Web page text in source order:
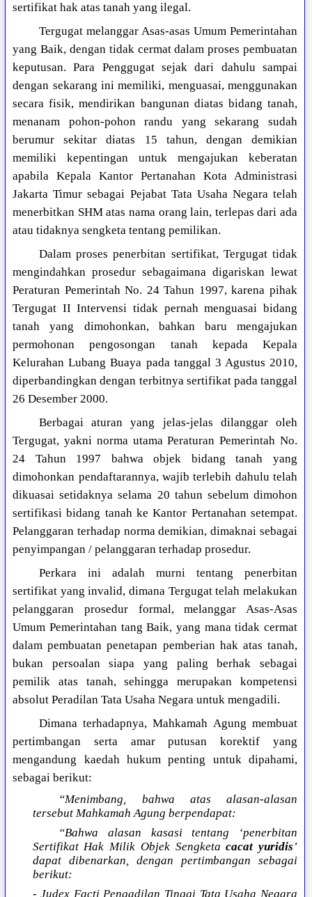
sertifikat hak atas tanah yang ilegal.
Tergugat melanggar Asas-asas Umum Pemerintahan
yang Baik, dengan tidak cermat dalam proses pembuatan
keputusan. Para Penggugat sejak dari dahulu sampai
dengan sekarang ini memiliki, menguasai, menggunakan
secara fisik, mendirikan bangunan diatas bidang tanah,
menanam pohon-pohon randu yang sekarang sudah
berumur sekitar diatas 15 tahun, dengan demikian
memiliki kepentingan untuk mengajukan keberatan
apabila Kepala Kantor Pertanahan Kota Administrasi
Jakarta Timur sebagai Pejabat Tata Usaha Negara telah
menerbitkan SHM atas nama orang lain, terlepas dari ada
atau tidaknya sengketa tentang pemilikan.
Dalam proses penerbitan sertifikat, Tergugat tidak
mengindahkan prosedur sebagaimana digariskan lewat
Peraturan Pemerintah No. 24 Tahun 1997, karena pihak
Tergugat II Intervensi tidak pernah menguasai bidang
tanah yang dimohonkan, bahkan baru mengajukan
permohonan pengosongan tanah kepada Kepala
Kelurahan Lubang Buaya pada tanggal 3 Agustus 2010,
diperbandingkan dengan terbitnya sertifikat pada tanggal
26 Desember 2000.
Berbagai aturan yang jelas-jelas dilanggar oleh
Tergugat, yakni norma utama Peraturan Pemerintah No.
24 Tahun 1997 bahwa objek bidang tanah yang
dimohonkan pendaftarannya, wajib terlebih dahulu telah
dikuasai setidaknya selama 20 tahun sebelum dimohon
sertifikasi bidang tanah ke Kantor Pertanahan setempat.
Pelanggaran terhadap norma demikian, dimaknai sebagai
penyimpangan / pelanggaran terhadap prosedur.
Perkara ini adalah murni tentang penerbitan
sertifikat yang invalid, dimana Tergugat telah melakukan
pelanggaran prosedur formal, melanggar Asas-Asas
Umum Pemerintahan tang Baik, yang mana tidak cermat
dalam pembuatan penetapan pemberian hak atas tanah,
bukan persoalan siapa yang paling berhak sebagai
pemilik atas tanah, sehingga merupakan kompetensi
absolut Peradilan Tata Usaha Negara untuk mengadili.
Dimana terhadapnya, Mahkamah Agung membuat
pertimbangan serta amar putusan korektif yang
mengandung kaedah hukum penting untuk dipahami,
sebagai berikut:
“Menimbang, bahwa atas alasan-alasan
tersebut Mahkamah Agung berpendapat:
“Bahwa alasan kasasi tentang ‘penerbitan
Sertifikat Hak Milik Objek Sengketacacat yuridis’
dapat dibenarkan, dengan pertimbangan sebagai
berikut:
- Judex Facti Pengadilan Tinggi Tata Usaha Negara